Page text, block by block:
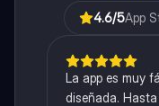
4.6/5App
La app es muy
diseñada.